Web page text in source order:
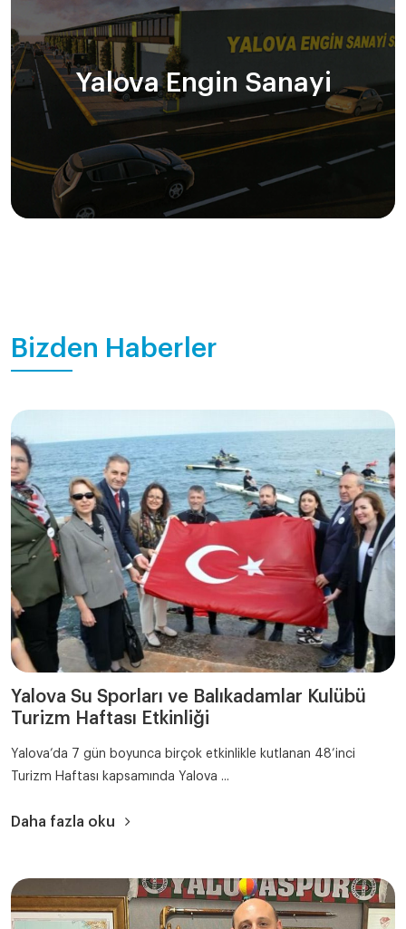
Yalova Engin Sanayi
Bizden Haberler
Yalova Su Sporları ve Balıkadamlar Kulübü
Turizm Haftası Etkinliği
Yalova’da 7 gün boyunca birçok etkinlikle kutlanan 48’inci
Turizm Haftası kapsamında Yalova ...
Daha fazla oku